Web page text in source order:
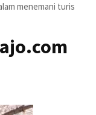
menemani turis